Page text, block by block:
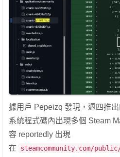
據用戶 Pepeizq 發現，週四推
系統程式碼內出現多個 Steam
容 reportedly 出現
在
steamcommunity.com/